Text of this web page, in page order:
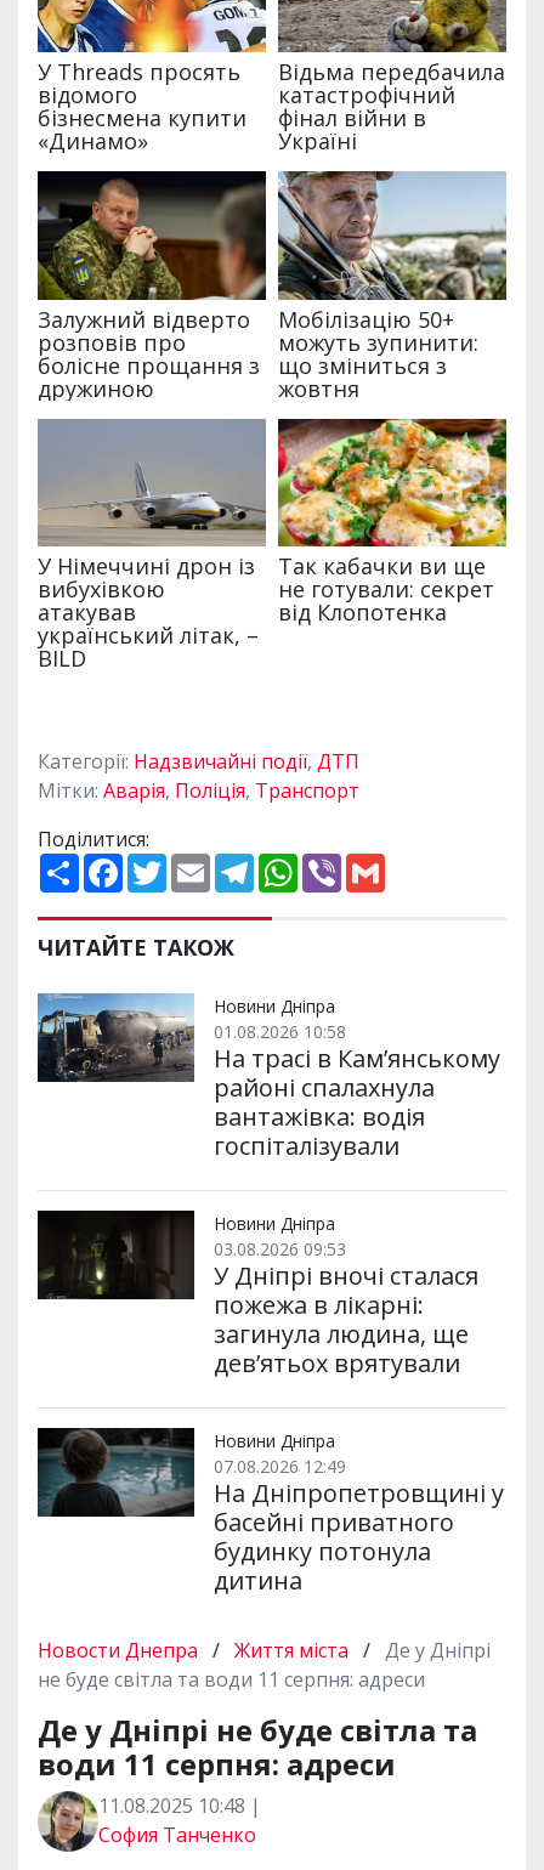
Категорії: Надзвичайні події, ДТП
Мітки: Аварія, Поліція, Транспорт
Поділитися:
П
о
и
р
и
и
F
a
e
b
o
k
T
w
t
t
e
E
m
i
l
T
e
e
m
W
h
p
V
ЧИТАЙТЕ ТАКОЖ
Новини Дніпра
01.08.2026 10:58
На трасі в Кам’янському
районі спалахнула
вантажівка: водія
госпіталізували
Новини Дніпра
03.08.2026 09:53
У Дніпрі вночі сталася
пожежа в лікарні:
загинула людина, ще
дев’ятьох врятували
Новини Дніпра
07.08.2026 12:49
На Дніпропетровщині у
басейні приватного
будинку потонула
дитина
Новости Днепра / Життя міста / Де у Дніпрі
не буде світла та води 11 серпня: адреси
Де у Дніпрі не буде світла та
води 11 серпня: адреси
11.08.2025 10:48 |
София Танченко